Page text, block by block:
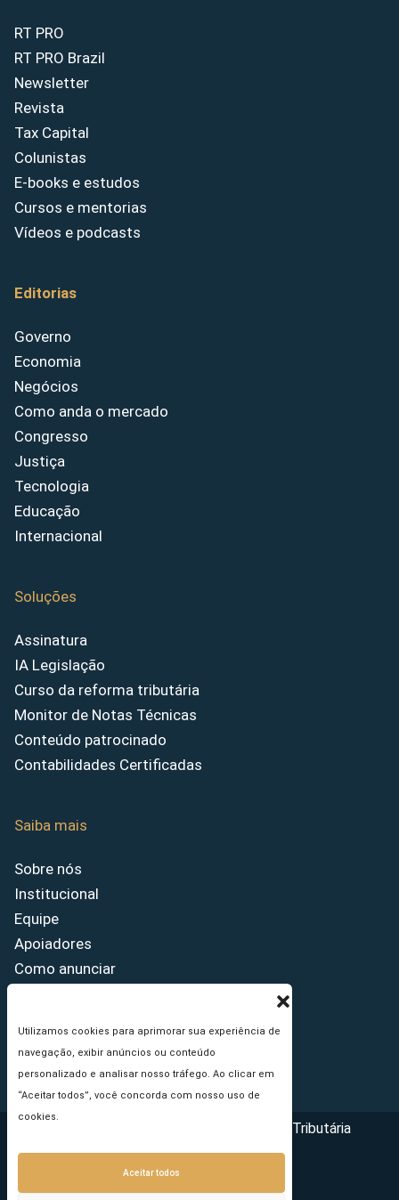
Utilizamos cookies para aprimorar sua experiência de
navegação, exibir anúncios ou conteúdo
personalizado e analisar nosso tráfego. Ao clicar em
“Aceitar todos”, você concorda com nosso uso de
cookies.
Aceitar todos
RT PRO
RT PRO Brazil
Newsletter
Revista
Tax Capital
Colunistas
E-books e estudos
Cursos e mentorias
Vídeos e podcasts
Editorias
Governo
Economia
Negócios
Como anda o mercado
Congresso
Justiça
Tecnologia
Educação
Internacional
Soluções
Assinatura
IA Legislação
Curso da reforma tributária
Monitor de Notas Técnicas
Conteúdo patrocinado
Contabilidades Certificadas
Saiba mais
Sobre nós
Institucional
Equipe
Apoiadores
Como anunciar
Princípios Editoriais
Copyright © 2026 - Portal da Reforma Tributária